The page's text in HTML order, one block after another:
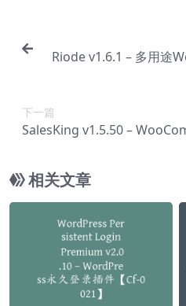
Riode v1.6.1 – 多用途
下一篇
SalesKing v1.5.50 –
相关文章